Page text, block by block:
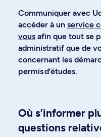
Communiquer avec
accéder à un service
vous afin que tout se
administratif que de
concernant les
permis d’études.
Où s’informer
questions